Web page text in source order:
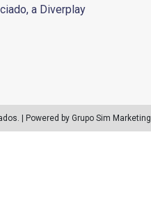
a Diverplay
| Powered by Grupo Sim Marketing